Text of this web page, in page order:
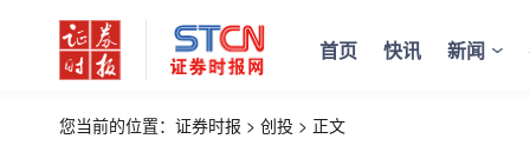
首页 快讯 新闻
您当前的位置： 证券时报 > 创投 > 正文